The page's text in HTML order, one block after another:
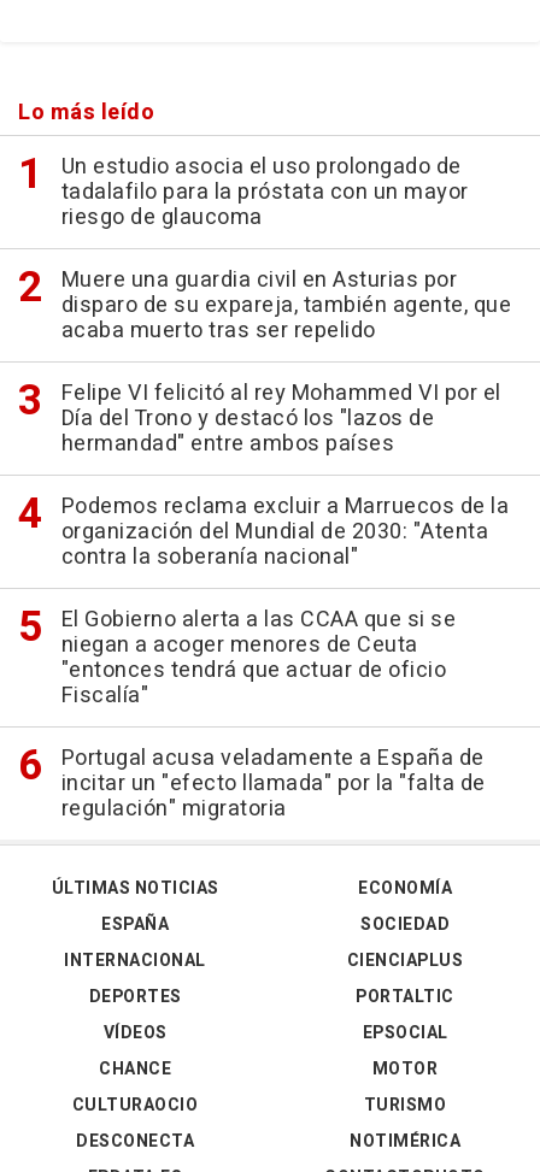
Lo más leído
Un estudio asocia el uso prolongado de
tadalafilo para la próstata con un mayor
riesgo de glaucoma
Muere una guardia civil en Asturias por
disparo de su expareja, también agente, que
acaba muerto tras ser repelido
Felipe VI felicitó al rey Mohammed VI por el
Día del Trono y destacó los "lazos de
hermandad" entre ambos países
Podemos reclama excluir a Marruecos de la
organización del Mundial de 2030: "Atenta
contra la soberanía nacional"
El Gobierno alerta a las CCAA que si se
niegan a acoger menores de Ceuta
"entonces tendrá que actuar de oficio
Fiscalía"
Portugal acusa veladamente a España de
incitar un "efecto llamada" por la "falta de
regulación" migratoria
ÚLTIMAS NOTICIAS
ESPAÑA
INTERNACIONAL
DEPORTES
VÍDEOS
ECONOMÍA
SOCIEDAD
CIENCIAPLUS
PORTALTIC
EPSOCIAL
CHANCE
CULTURAOCIO
DESCONECTA
MOTOR
TURISMO
NOTIMÉRICA